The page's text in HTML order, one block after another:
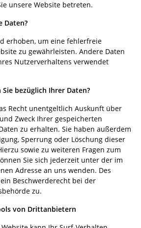
unsere Website betreten.
Daten?
erhoben, um eine fehlerfreie
zu gewährleisten. Andere Daten
Nutzerverhaltens verwendet
bezüglich Ihrer Daten?
Recht unentgeltlich Auskunft über
Zweck Ihrer gespeicherten
zu erhalten. Sie haben außerdem
Sperrung oder Löschung dieser
sowie zu weiteren Fragen zum
Sie sich jederzeit unter der im
Adresse an uns wenden. Des
Beschwerderecht bei der
zu.
von Drittanbietern